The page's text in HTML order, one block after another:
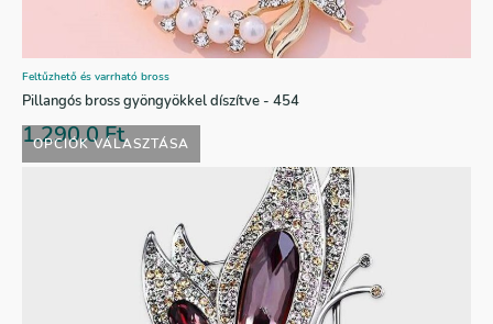
OPCIÓK VÁLASZTÁSA
Feltűzhető és varrható bross
Pillangós bross gyöngyökkel díszítve - 454
1.290,0Ft